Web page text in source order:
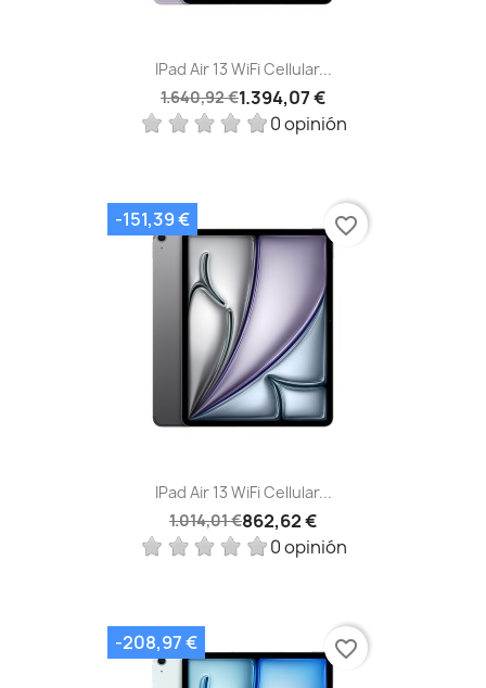
IPad Air 13 WiFi Cellular...
1.640,92 €1.394,07 €
0 opinión
IPad Air 13 WiFi Cellular...
1.014,01 €862,62 €
0 opinión
-151,39 € favorite_border
-208,97 € favorite_border